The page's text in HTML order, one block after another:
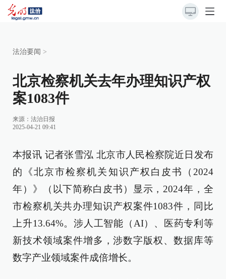
法治要闻 >
北京检察机关去年办理知识产权
案1083件
来源： 法治日报
2025-04-21 09:41
本报讯 记者张雪泓 北京市人民检察院近日发布
的《北京市检察机关知识产权白皮书（2024
年）》（以下简称白皮书）显示，2024年，全
市检察机关共办理知识产权案件1083件，同比
上升13.64%。涉人工智能（AI）、医药专利等
新技术领域案件增多，涉数字版权、数据库等
数字产业领域案件成倍增长。